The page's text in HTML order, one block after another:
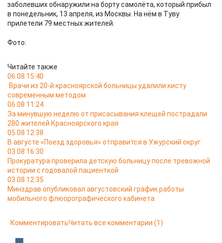
заболевших обнаружили на борту самолёта, который прибыл
в понедельник, 13 апреля, из Москвы. На нём в Туву
прилетели 79 местных жителей.
Фото:
Читайте также
06.08 15:40
Врачи из 20-й красноярской больницы удалили кисту
современным методом
06.08 11:24
За минувшую неделю от присасывания клещей пострадали
280 жителей Красноярского края
05.08 12:38
В августе «Поезд здоровья» отправится в Ужурский округ
03.08 16:30
Прокуратура проверила детскую больницу после тревожной
истории с годовалой пациенткой
03.08 12:35
Минздрав опубликовал августовский график работы
мобильного флюорографического кабинета
КомментироватьЧитать все комментарии (1)